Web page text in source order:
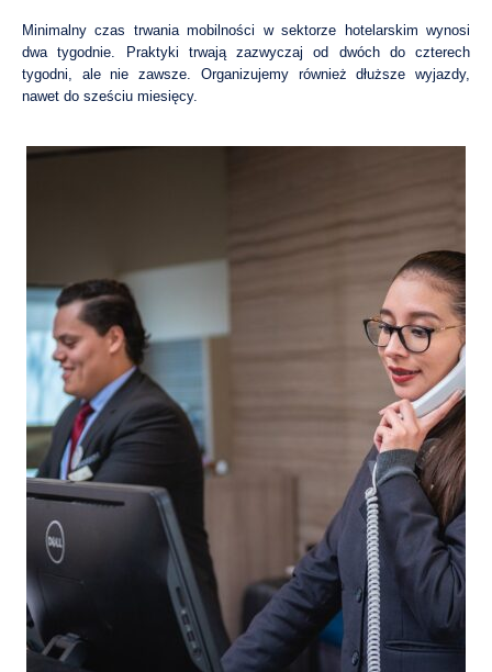
Minimalny czas trwania mobilności w sektorze hotelarskim wynosi
dwa tygodnie. Praktyki trwają zazwyczaj od dwóch do czterech
tygodni, ale nie zawsze. Organizujemy również dłuższe wyjazdy,
nawet do sześciu miesięcy.